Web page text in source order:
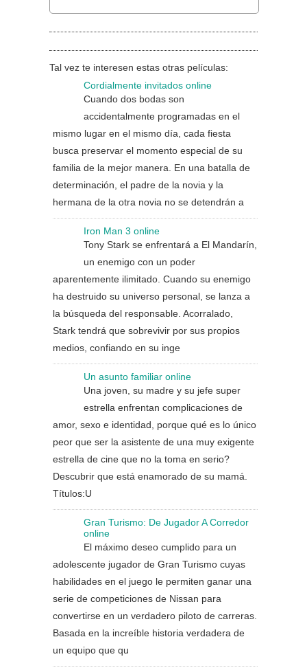
Tal vez te interesen estas otras películas:
Cordialmente invitados online
Cuando dos bodas son
accidentalmente programadas en el
mismo lugar en el mismo día, cada fiesta
busca preservar el momento especial de su
familia de la mejor manera. En una batalla de
determinación, el padre de la novia y la
hermana de la otra novia no se detendrán a
Iron Man 3 online
Tony Stark se enfrentará a El Mandarín,
un enemigo con un poder
aparentemente ilimitado. Cuando su enemigo
ha destruido su universo personal, se lanza a
la búsqueda del responsable. Acorralado,
Stark tendrá que sobrevivir por sus propios
medios, confiando en su inge
Un asunto familiar online
Una joven, su madre y su jefe super
estrella enfrentan complicaciones de
amor, sexo e identidad, porque qué es lo único
peor que ser la asistente de una muy exigente
estrella de cine que no la toma en serio?
Descubrir que está enamorado de su mamá.
Títulos:U
Gran Turismo: De Jugador A Corredor
online
El máximo deseo cumplido para un
adolescente jugador de Gran Turismo cuyas
habilidades en el juego le permiten ganar una
serie de competiciones de Nissan para
convertirse en un verdadero piloto de carreras.
Basada en la increíble historia verdadera de
un equipo que qu